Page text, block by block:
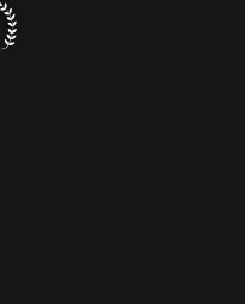
2003 Meilleure série